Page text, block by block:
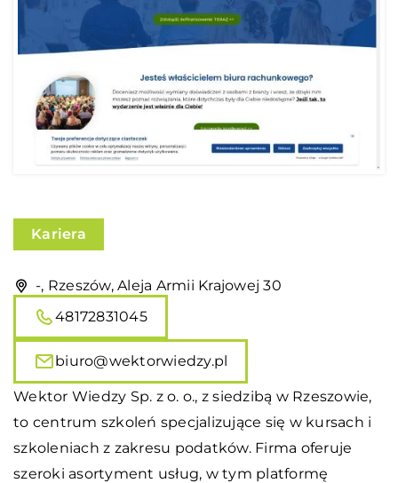
Kariera
-, Rzeszów, Aleja Armii Krajowej 30
48172831045
biuro@wektorwiedzy.pl
Wektor Wiedzy Sp. z o. o., z siedzibą w Rzeszowie,
to centrum szkoleń specjalizujące się w kursach i
szkoleniach z zakresu podatków. Firma oferuje
szeroki asortyment usług, w tym platformę